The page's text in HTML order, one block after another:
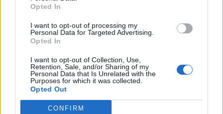
Opted In
I want to opt-out of processing my
Personal Data for Targeted Advertising.
Opted In
I want to opt-out of Collection, Use,
Retention, Sale, and/or Sharing of my
Personal Data that Is Unrelated with the
Purposes for which it was collected.
Opted Out
CONFIRM
Σχετικά Άρθρα